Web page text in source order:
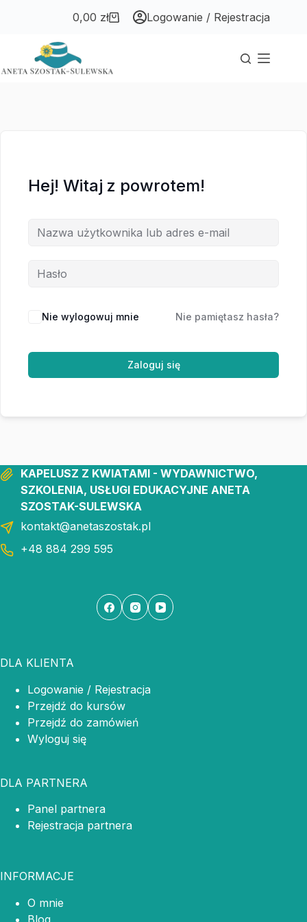
Koszyk
0,00 zł Logowanie / Rejestracja
Hej! Witaj z powrotem!
Nie wylogowuj mnie Nie pamiętasz hasła?
Zaloguj się
KAPELUSZ Z KWIATAMI - WYDAWNICTWO,
SZKOLENIA, USŁUGI EDUKACYJNE ANETA
SZOSTAK-SULEWSKA
kontakt@anetaszostak.pl
+48 884 299 595
DLA KLIENTA
Logowanie / Rejestracja
Przejdź do kursów
Przejdź do zamówień
Wyloguj się
DLA PARTNERA
Panel partnera
Rejestracja partnera
INFORMACJE
O mnie